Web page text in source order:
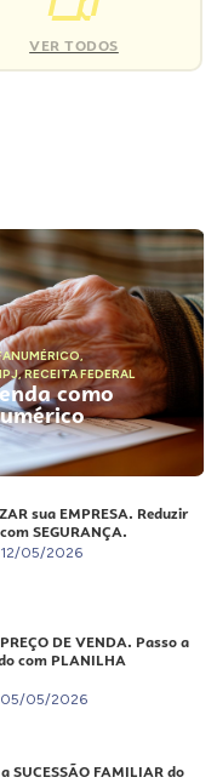
VER TODOS
,
,RECEITA FEDERAL
como
sua EMPRESA. Reduzir
SEGURANÇA.
12/05/2026
DE VENDA. Passo a
com PLANILHA
05/05/2026
SUCESSÃO FAMILIAR do